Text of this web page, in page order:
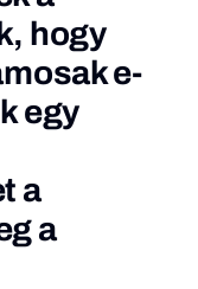
hogy
e-
egy
a
a